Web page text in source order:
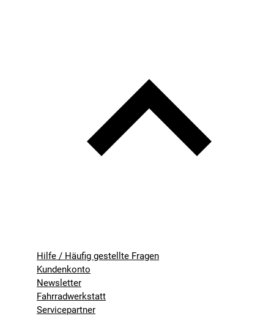
Hilfe / Häufig gestellte Fragen
Kundenkonto
Newsletter
Fahrradwerkstatt
Servicepartner